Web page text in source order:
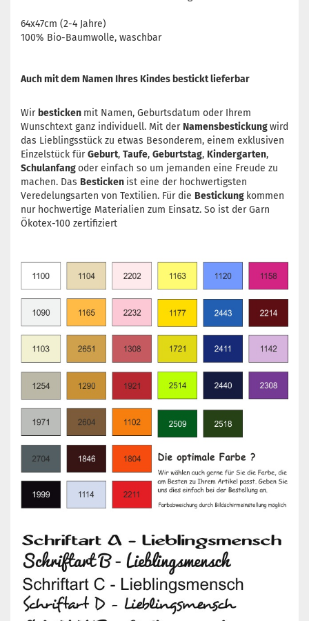
64x47cm (2-4 Jahre)
100% Bio-Baumwolle, waschbar
Auch mit dem Namen Ihres Kindes bestickt lieferbar
Wir besticken mit Namen, Geburtsdatum oder Ihrem
Wunschtext ganz individuell. Mit der Namensbestickungwird
das Lieblingsstück zu etwas Besonderem, einem exklusiven
Einzelstück fürGeburt, Taufe, Geburtstag, Kindergarten,
Schulanfangoder einfach so um jemanden eine Freude zu
machen. Das Besticken ist eine der hochwertigsten
Veredelungsarten von Textilien. Für die Bestickung kommen
nur hochwertige Materialien zum Einsatz. So ist der Garn
Ökotex-100 zertifiziert